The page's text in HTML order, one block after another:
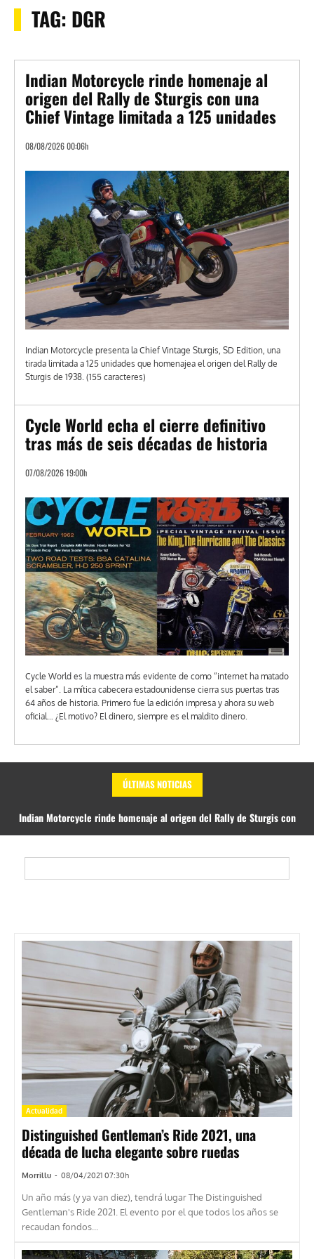
TAG: DGR
Indian Motorcycle rinde homenaje al
origen del Rally de Sturgis con una
Chief Vintage limitada a 125 unidades
08/08/2026 00:06h
Indian Motorcycle presenta la Chief Vintage Sturgis, SD Edition, una
tirada limitada a 125 unidades que homenajea el origen del Rally de
Sturgis de 1938. (155 caracteres)
Cycle World echa el cierre definitivo
tras más de seis décadas de historia
07/08/2026 19:00h
Cycle World es la muestra más evidente de como “internet ha matado
el saber”. La mítica cabecera estadounidense cierra sus puertas tras
64 años de historia. Primero fue la edición impresa y ahora su web
oficial… ¿El motivo? El dinero, siempre es el maldito dinero.
ÚLTIMAS NOTICIAS
Indian Motorcycle rinde homenaje al origen del Rally de Sturgis con
Actualidad
Distinguished Gentleman’s Ride 2021, una
década de lucha elegante sobre ruedas
Morrillu - 08/04/2021 07:30h
Un año más (y ya van diez), tendrá lugar The Distinguished
Gentleman's Ride 2021. El evento por el que todos los años se
recaudan fondos...